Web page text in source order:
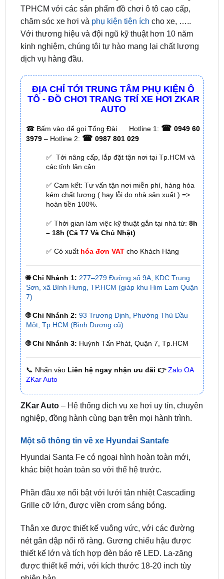
nay.
ZKar Auto là trung tâm nâng cấp xe hơi nổi tiếng tại
TPHCM với các sản phẩm đồ chơi ô tô cao cấp,
chăm sóc xe hơi và
Với thương hiệu và đội ngũ kỹ thuật hơn 10 năm
kinh nghiệm, chúng tôi tự hào mang lại chất lượng
dịch vụ hàng đầu.
ĐỊA CHỈ TỚI TRUNG TÂM PHỤ KIỆN Ô
TÔ - ĐỒ CHƠI TRANG TRÍ XE HƠI ZKAR
Bấm vào để gọi Tổng Đài
✅ Tới nâng cấp, lắp đặt tận nơi tại Tp.HCM và
các tỉnh lân cận
✅ Cam kết: Tư vấn tận nơi miễn phí, hàng hóa
kém chất lượng ( hay lỗi do nhà sản xuất ) =>
✅ Có xuấthóa đơn VATcho Khách Hàng
🌐 Chi Nhánh 1: 277–279 Đường số 9A, KDC Trung
Sơn, xã Bình Hưng, TP.HCM (giáp khu Him Lam Quận
🌐 Chi Nhánh 3:
📞 Nhấn vào Liên hệ ngay nhận ưu đãi 👉 Zalo OA
ZKar Auto
ZKar Auto– Hệ thống dịch vụ xe hơi uy tín, chuyên
nghiệp, đồng hành cùng bạn trên mọi hành trình.
Hyundai Santa Fe có ngoại hình hoàn toàn mới,
khác biệt hoàn toàn so với thế hệ trước.
Phần đầu xe nổi bật với lưới tản nhiệt Cascading
Grille cỡ lớn, được viền crom sáng bóng.
Thân xe được thiết kế vuông vức, với các đường